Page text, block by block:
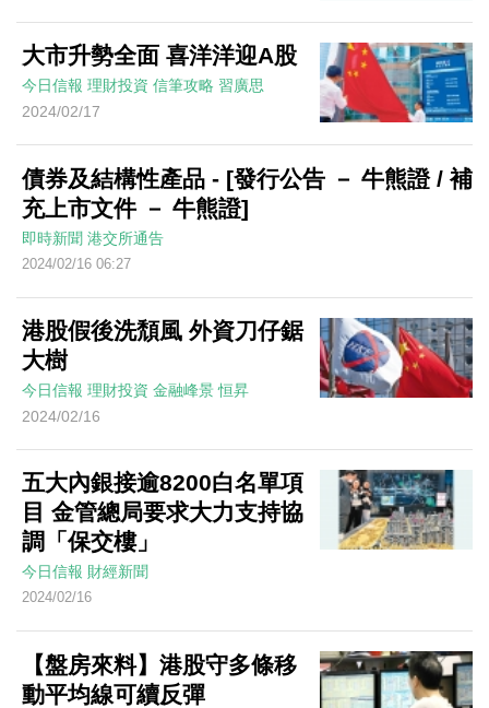
大市升勢全面 喜洋洋迎A股
今日信報 理財投資 信筆攻略 習廣思
2024/02/17
債券及結構性產品 - [發行公告 － 牛熊證 / 補
充上市文件 － 牛熊證]
即時新聞 港交所通告
2024/02/16 06:27
港股假後洗頹風 外資刀仔鋸
大樹
今日信報 理財投資 金融峰景 恒昇
2024/02/16
五大內銀接逾8200白名單項
目 金管總局要求大力支持協
調「保交樓」
今日信報 財經新聞
2024/02/16
【盤房來料】港股守多條移
動平均線可續反彈